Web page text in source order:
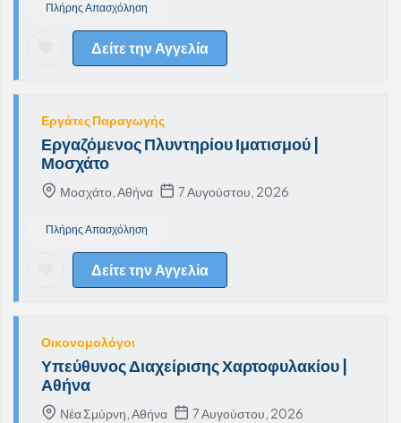
Πλήρης Απασχόληση
Δείτε την Αγγελία
Εργάτες Παραγωγής
Εργαζόμενος Πλυντηρίου Ιματισμού |
Μοσχάτο
Μοσχάτο, Αθήνα 7 Αυγούστου, 2026
Πλήρης Απασχόληση
Δείτε την Αγγελία
Οικονομολόγοι
Υπεύθυνος Διαχείρισης Χαρτοφυλακίου |
Αθήνα
Νέα Σμύρνη, Αθήνα 7 Αυγούστου, 2026